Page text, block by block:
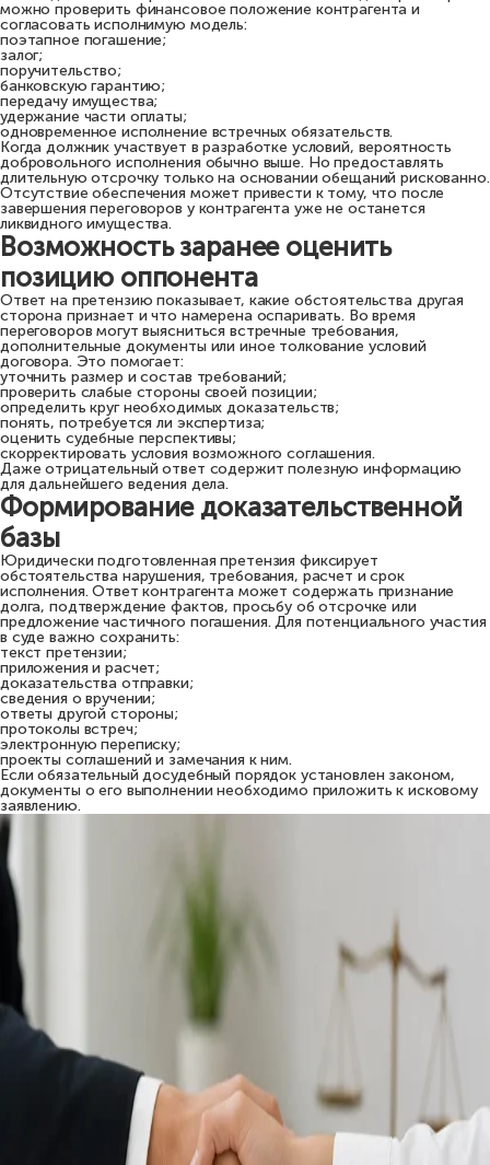
можно проверить финансовое положение контрагента и
согласовать исполнимую модель:
поэтапное погашение;
залог;
поручительство;
банковскую гарантию;
передачу имущества;
удержание части оплаты;
одновременное исполнение встречных обязательств.
Когда должник участвует в разработке условий, вероятность
добровольного исполнения обычно выше. Но предоставлять
длительную отсрочку только на основании обещаний рискованно.
Отсутствие обеспечения может привести к тому, что после
завершения переговоров у контрагента уже не останется
ликвидного имущества.
Возможность заранее оценить
позицию оппонента
Ответ на претензию показывает, какие обстоятельства другая
сторона признает и что намерена оспаривать. Во время
переговоров могут выясниться встречные требования,
дополнительные документы или иное толкование условий
договора. Это помогает:
уточнить размер и состав требований;
проверить слабые стороны своей позиции;
определить круг необходимых доказательств;
понять, потребуется ли экспертиза;
оценить судебные перспективы;
скорректировать условия возможного соглашения.
Даже отрицательный ответ содержит полезную информацию
для дальнейшего ведения дела.
Формирование доказательственной
базы
Юридически подготовленная претензия фиксирует
обстоятельства нарушения, требования, расчет и срок
исполнения. Ответ контрагента может содержать признание
долга, подтверждение фактов, просьбу об отсрочке или
предложение частичного погашения. Для потенциального участия
в суде важно сохранить:
текст претензии;
приложения и расчет;
доказательства отправки;
сведения о вручении;
ответы другой стороны;
протоколы встреч;
электронную переписку;
проекты соглашений и замечания к ним.
Если обязательный досудебный порядок установлен законом,
документы о его выполнении необходимо приложить к исковому
заявлению.